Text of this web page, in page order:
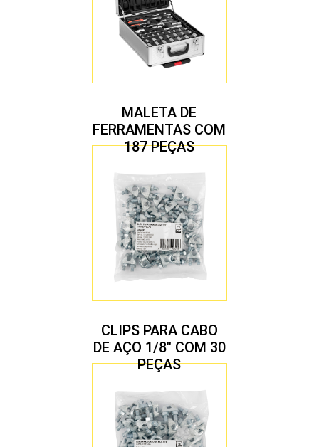
MALETA DE
FERRAMENTAS COM
187 PEÇAS
CLIPS PARA CABO
DE AÇO 1/8″ COM 30
PEÇAS